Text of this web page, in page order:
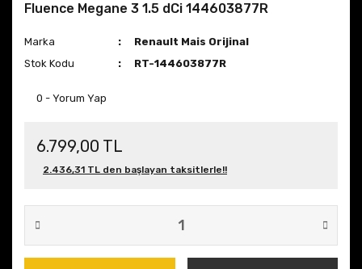
Fluence Megane 3 1.5 dCi 144603877R
Marka
Renault Mais Orijinal
Stok Kodu
RT-144603877R
0 - Yorum Yap
6.799,00 TL
2.436,31 TL den başlayan taksitlerle!!